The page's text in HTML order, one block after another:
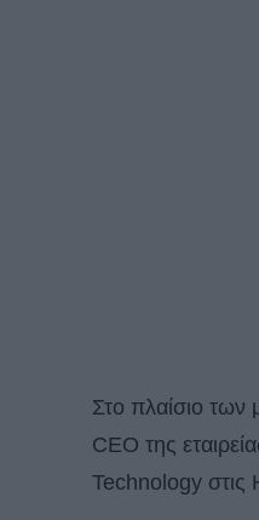
Στο πλαίσιο των
CEO της
Technology στις